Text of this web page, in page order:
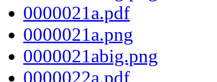
0000021a.pdf
0000021a.png
0000021abig.png
0000022a.pdf